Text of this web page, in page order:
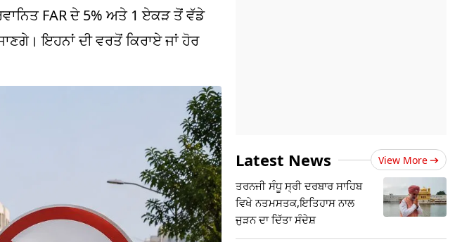
FAR ਦੇ 5% ਅਤੇ 1 ਏਕੜ ਤੋਂ ਵੱਡੇ
ਇਹਨਾਂ ਦੀ ਵਰਤੋਂ ਕਿਰਾਏ ਜਾਂ ਹੋਰ
Latest News View More
ਤਰਨਜੀ ਸੰਧੂ ਸ੍ਰੀ ਦਰਬਾਰ ਸਾਹਿਬ
ਵਿਖੇ ਨਤਮਸਤਕ,ਇਤਿਹਾਸ ਨਾਲ
ਜੁੜਨ ਦਾ ਦਿੱਤਾ ਸੰਦੇਸ਼